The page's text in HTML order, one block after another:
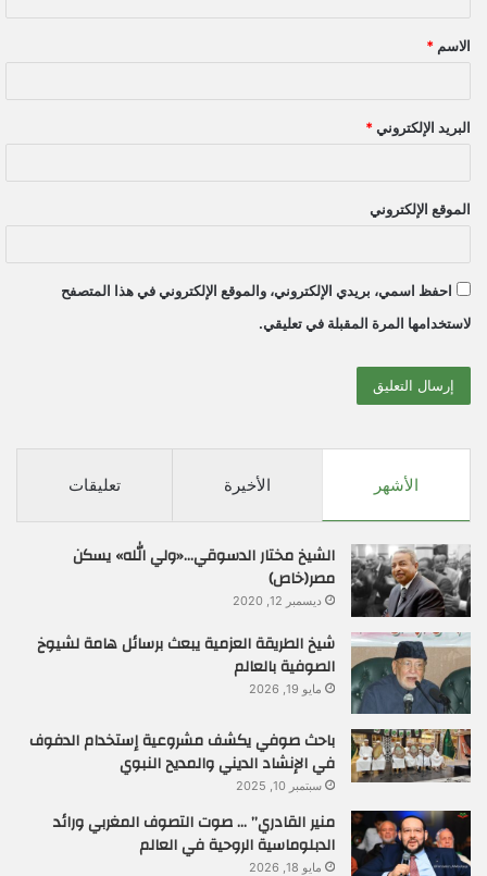
ق
*
الاسم *
البريد الإلكتروني *
الموقع الإلكتروني
احفظ اسمي، بريدي الإلكتروني، والموقع الإلكتروني في هذا المتصفح
لاستخدامها المرة المقبلة في تعليقي.
الأشهر الأخيرة تعليقات
الشيخ مختار الدسوقي…«ولي الله» يسكن
مصر(خاص)
ديسمبر 12, 2020
شيخ الطريقة العزمية يبعث برسائل هامة لشيوخ
الصوفية بالعالم
مايو 19, 2026
باحث صوفي يكشف مشروعية إستخدام الدفوف
في الإنشاد الديني والمديح النبوي
سبتمبر 10, 2025
منير القادري” … صوت التصوف المغربي ورائد
الدبلوماسية الروحية في العالم
مايو 18, 2026